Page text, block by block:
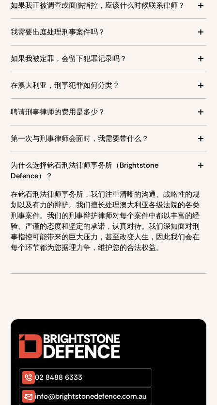
权利，并在法庭上代表其进行辩护。他们的工作包括分析案
件、审查证据、与检方沟通，并制定法律策略以争取最有利
的结果。无论案件是在新南威尔士州的地方法院（Local
院（Supreme Court），刑事辩护律师都会确保以丰富的经
验和谨慎的态度，对每一环节进行处理。
如果我正被调查或面临指控，应该什么时候联系律师？
时，就尽快寻求法律咨询。尽早介入可以让律师在警方讯问
时为您提供指导，帮助您了解自身权利，并避免发表可能在
法庭上对您不利的陈述。您越早联系律师，我们就有更多时
咨询。
我需要出庭处理刑事案件吗？
诉罪（indictable）或可能面临严重处罚时。对于一些较轻微
的简易罪（summary offences），律师或许可以代您出庭，
但这取决于案件所在的司法辖区及指控性质。不论罪名轻
如果我被定罪，会留下犯罪记录吗？
行及个人声誉产生长期影响。然而，在某些情况下，尤其是
初犯轻微罪行时，法庭对不记录定罪有裁量权。视具体情况
而定，您可能会满足“无定罪有条件释放令”（Conditional
助您了解可行的法律选择及应对方案。
在澳大利亚，刑事犯罪如何分类？
和公诉罪（indictable offences）。简易罪通常较轻微，一
般在地方法院（新南威尔士州）或裁判法院（澳大利亚首都
领地）审理。公诉罪则较严重，通常会在高级法院如地区法
决定了案件的审理程序及相关刑罚。
聘请刑事律师的费用是多少？
度、涉及的法院级别以及诉讼的时间长短。在 Brightstone
Defence，我们提供透明的收费标准，并可针对许多案件提
供固定收费服务，让您从一开始就有明确的预算。此外，我
们还提供免费初次咨询，讨论您的案件及预估费用，助您做
第一次与刑事律师会面时，我需要带什么？
出庭通知书（Court Attendance Notice）、警方事实陈
述、保释条件以及您收到的其他文件。如果您掌握任何与案
件有关的证人信息、证据或细节，也请一并提供，以便律师
为您提供更准确的法律建议。律师还会通过有针对性的问
题，全面了解您的情况。
为什么选择铭石刑法律师事务所（Brightstone
Defence）？
在铭石刑法律师事务所，我们注重清晰的沟通、战略性的规
划以及有力的辩护。我们擅长处理澳大利亚各级法院的各类
刑事案件。我们的刑事辩护律师对每个案件中都以丰富的经
验、严谨的态度和坚定的承诺，认真对待。我们深知面对刑
事指控可能带来的巨大压力，甚至改变人生，因此我们会在
每个环节都为您据理力争，维护您的合法权益。
02 8488 6333
info@brightstonedefence.com.au